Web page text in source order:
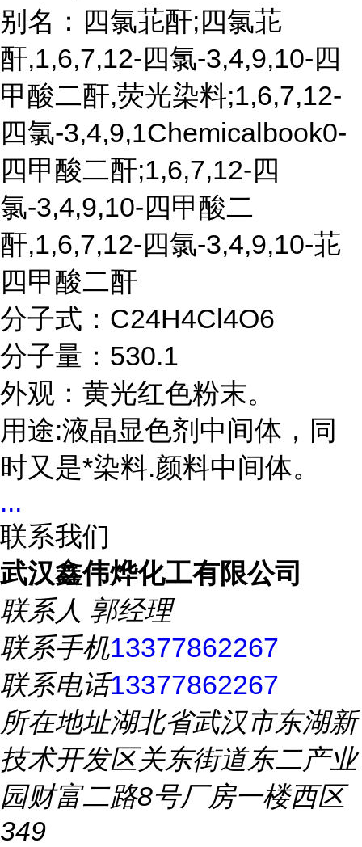
别名：四氯苝酐;四氯苝
酐,1,6,7,12-四氯-3,4,9,10-四
甲酸二酐,荧光染料;1,6,7,12-
四氯-3,4,9,1Chemicalbook0-
四甲酸二酐;1,6,7,12-四
氯-3,4,9,10-四甲酸二
酐,1,6,7,12-四氯-3,4,9,10-苝
四甲酸二酐
分子式：C24H4Cl4O6
分子量：530.1
外观：黄光红色粉末。
用途:液晶显色剂中间体，同
时又是*染料.颜料中间体。
...
联系我们
武汉鑫伟烨化工有限公司
联系人 郭经理
联系手机13377862267
联系电话13377862267
所在地址湖北省武汉市东湖新
技术开发区关东街道东二产业
园财富二路8号厂房一楼西区
349